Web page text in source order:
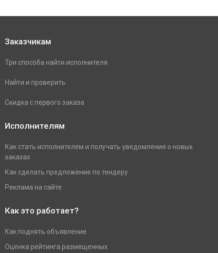
Заказчикам
Три способа найти исполнителя
Найти и проверить
Скидка с первого заказа
Исполнителям
Как стать исполнителем и получать уведомления о новых
заказах
Как сделать предложение по тендеру
Реклама на сайте
Как это работает?
Как поднять объявление
Оценка рейтинга размещенных